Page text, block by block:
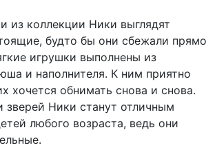
из коллекции Ники выглядят
будто бы они сбежали прямо
игрушки выполнены из
и наполнителя. К ним приятно
хочется обнимать снова и снова.
зверей Ники станут отличным
любого возраста, ведь они